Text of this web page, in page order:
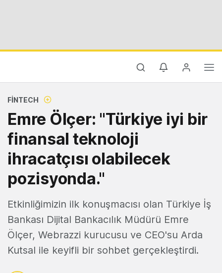
FINTECH
Emre Ölçer: "Türkiye iyi bir
finansal teknoloji
ihracatçısı olabilecek
pozisyonda."
Etkinliğimizin ilk konuşmacısı olan Türkiye İş
Bankası Dijital Bankacılık Müdürü Emre
Ölçer, Webrazzi kurucusu ve CEO'su Arda
Kutsal ile keyifli bir sohbet gerçekleştirdi.